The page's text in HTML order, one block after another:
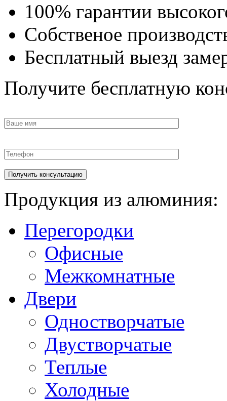
100% гарантии
Собственое
Бесплатный выезд
Получите бесплатную
Продукция из алюминия:
Перегородки
Офисные
Межкомнатные
Двери
Одностворчатые
Двустворчатые
Теплые
Холодные